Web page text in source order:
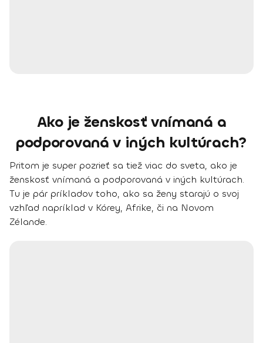
Ako je ženskosť vnímaná a
podporovaná v iných kultúrach?
Pritom je super pozrieť sa tiež viac do sveta, ako je
ženskosť vnímaná a podporovaná v iných kultúrach.
Tu je pár príkladov toho, ako sa ženy starajú o svoj
vzhľad napríklad v Kórey, Afrike, či na Novom
Zélande.